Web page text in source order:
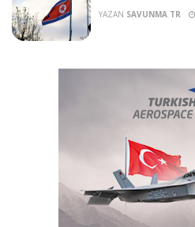
YAZAN SAVUNMA TR